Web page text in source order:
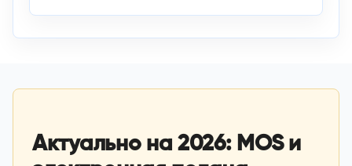
Актуально на 2026: MOS и